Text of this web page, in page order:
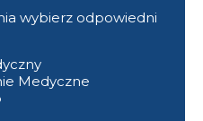
wybierz odpowiedni
Medyczne